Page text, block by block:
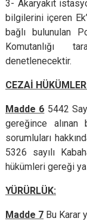
3- Akaryakıt
bilgilerini içeren
bağlı bulunulan
Komutanlığı
denetlenecektir.
CEZAİ
Madde 6 5442
gereğince alınan
sorumluları
5326 sayılı
hükümleri gereği
YÜRÜRLÜK:
Madde 7 Bu Karar